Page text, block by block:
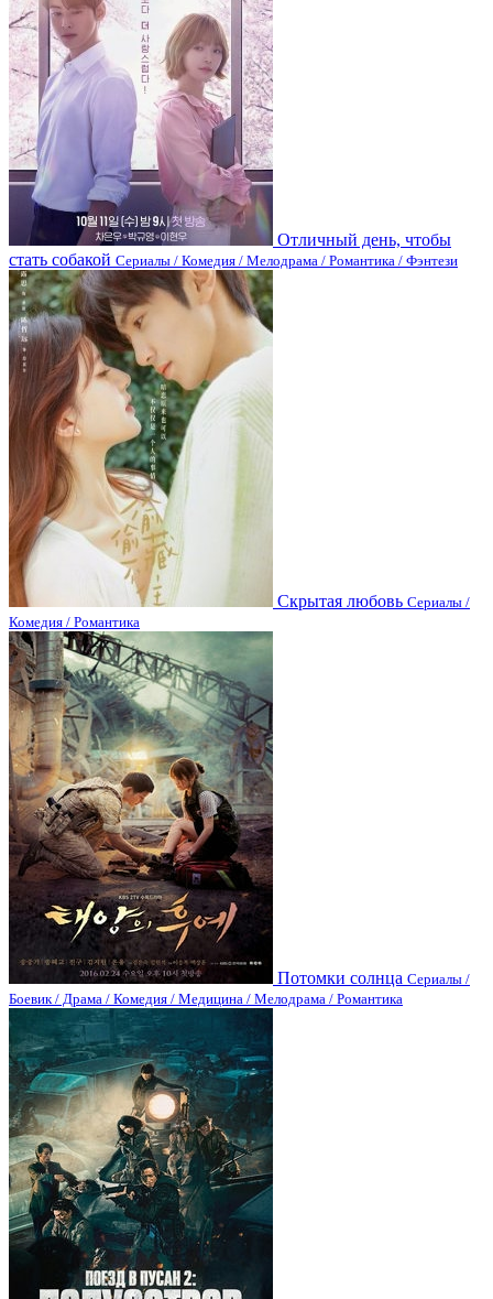
Отличный день, чтобы
стать собакой Сериалы / Комедия / Мелодрама / Романтика / Фэнтези
Скрытая любовь Сериалы /
Комедия / Романтика
Потомки солнца Сериалы /
Боевик / Драма / Комедия / Медицина / Мелодрама / Романтика